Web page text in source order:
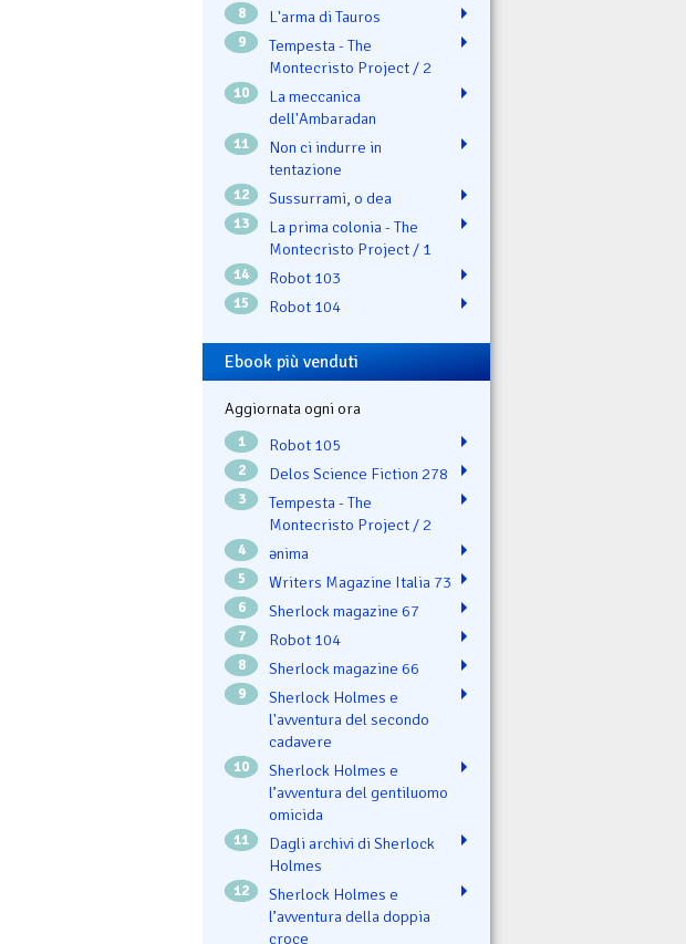
8 L'arma di Tauros
9
Tempesta - The
Montecristo Project / 2
10
La meccanica
dell'Ambaradan
11
Non ci indurre in
tentazione
12 Sussurrami, o dea
13
La prima colonia - The
Montecristo Project / 1
14 Robot 103
15 Robot 104
Ebook più venduti
Aggiornata ogni ora
1 Robot 105
2 Delos Science Fiction 278
3
Tempesta - The
Montecristo Project / 2
4 ənima
5 Writers Magazine Italia 73
6 Sherlock magazine 67
7 Robot 104
8 Sherlock magazine 66
9
Sherlock Holmes e
l'avventura del secondo
cadavere
10
Sherlock Holmes e
l’avventura del gentiluomo
omicida
11
Dagli archivi di Sherlock
Holmes
12
Sherlock Holmes e
l’avventura della doppia
croce